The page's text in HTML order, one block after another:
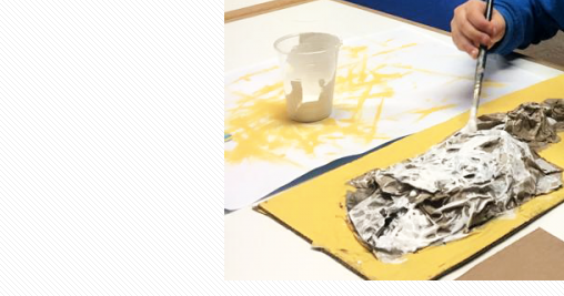
Synthetic object
Premio, simbolo e
memoria
Murals,